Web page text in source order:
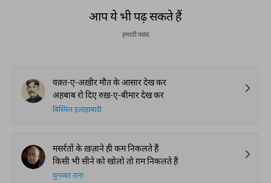
आप ये भी पढ़ सकते हैं
हमारी पसंद
वक़्त-ए-अख़ीर मौत के आसार देख कर
अहबाब रो दिए रुख़-ए-बीमार देख कर
बिस्मिल इलाहाबादी
मसर्रतों के ख़ज़ाने ही कम निकलते हैं
किसी भी सीने को खोलो तो ग़म निकलते हैं
मुनव्वर राना